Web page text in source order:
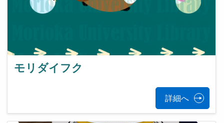
モリダイフク
詳細へ